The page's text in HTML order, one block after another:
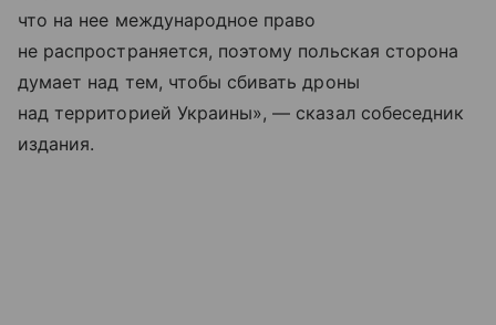
что на нее международное право
не распространяется, поэтому польская сторона
думает над тем, чтобы сбивать дроны
над территорией Украины», — сказал собеседник
издания.